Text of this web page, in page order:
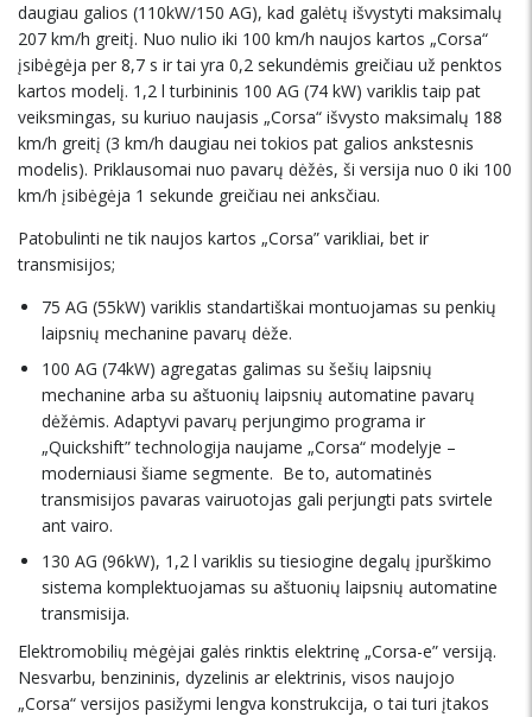
daugiau galios (110kW/150 AG), kad galėtų išvystyti maksimalų
207 km/h greitį. Nuo nulio iki 100 km/h naujos kartos „Corsa“
įsibėgėja per 8,7 s ir tai yra 0,2 sekundėmis greičiau už penktos
kartos modelį. 1,2 l turbininis 100 AG (74 kW) variklis taip pat
veiksmingas, su kuriuo naujasis „Corsa“ išvysto maksimalų 188
km/h greitį (3 km/h daugiau nei tokios pat galios ankstesnis
modelis). Priklausomai nuo pavarų dėžės, ši versija nuo 0 iki 100
km/h įsibėgėja 1 sekunde greičiau nei anksčiau.
Patobulinti ne tik naujos kartos „Corsa” varikliai, bet ir
transmisijos;
75 AG (55kW) variklis standartiškai montuojamas su penkių
laipsnių mechanine pavarų dėže.
100 AG (74kW) agregatas galimas su šešių laipsnių
mechanine arba su aštuonių laipsnių automatine pavarų
dėžėmis. Adaptyvi pavarų perjungimo programa ir
„Quickshift” technologija naujame „Corsa“ modelyje –
moderniausi šiame segmente. Be to, automatinės
transmisijos pavaras vairuotojas gali perjungti pats svirtele
ant vairo.
130 AG (96kW), 1,2 l variklis su tiesiogine degalų įpurškimo
sistema komplektuojamas su aštuonių laipsnių automatine
transmisija.
Elektromobilių mėgėjai galės rinktis elektrinę „Corsa-e” versiją.
Nesvarbu, benzininis, dyzelinis ar elektrinis, visos naujojo
„Corsa“ versijos pasižymi lengva konstrukcija, o tai turi įtakos